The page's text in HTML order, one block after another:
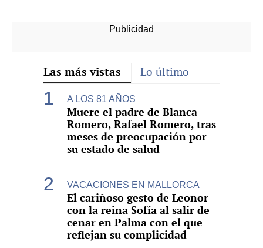
Las más vistas Lo último
A LOS 81 AÑOS
Muere el padre de Blanca
Romero, Rafael Romero, tras
meses de preocupación por
su estado de salud
VACACIONES EN MALLORCA
El cariñoso gesto de Leonor
con la reina Sofía al salir de
cenar en Palma con el que
reflejan su complicidad